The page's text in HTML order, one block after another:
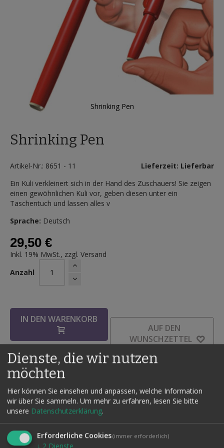
Shrinking Pen
der
Shrinking Pen
Artikel-Nr.: 8651 - 11
Lieferzeit: Lieferbar
Ein Kuli verkleinert sich in der Hand des Zuschauers! Sie zeigen
einen gewöhnlichen Kuli vor, geben diesen unter ein
Taschentuch und lassen alles v
Sprache: Deutsch
29,50 €
Inkl. 19% MwSt., zzgl. Versand
Anzahl
IN DEN WARENKORB
AUF DEN
WUNSCHZETTEL
Details
Ein Kuli verkleinert sich in der Hand des Zuschauers!
Sie zeigen einen gewöhnlichen Kuli vor, geben diesen unter
ein Taschentuch und lassen alles von einem Zuschauer
festhalten. Wenn der Zauberkünstler den Kuli auf den Tisch
Dienste, die wir nutzen
möchten
Hier können Sie einsehen und anpassen, welche Information
wir über Sie sammeln. Um mehr zu erfahren, lesen Sie bitte
unsere Datenschutzerklärung.
Erforderliche Cookies(immer erforderlich)
↓ 2 Dienste